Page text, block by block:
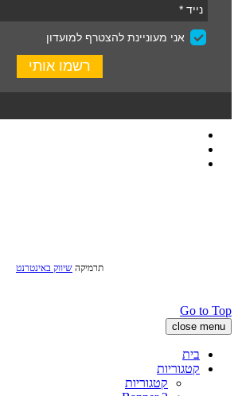
תרמיקה שיווק באינטרנט
Go to Top
close menu
בית
קטגוריות
קטגוריות